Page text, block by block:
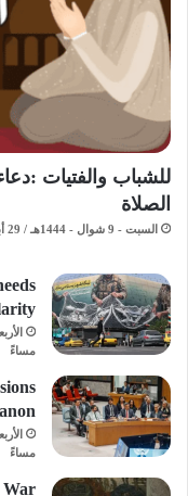
للشباب والفتيات
الصلاة
السبت - 9 شوال - 1444هـ / 29 أبريل - 2023م / 8:02 مساءً
مساءً
مساءً
War